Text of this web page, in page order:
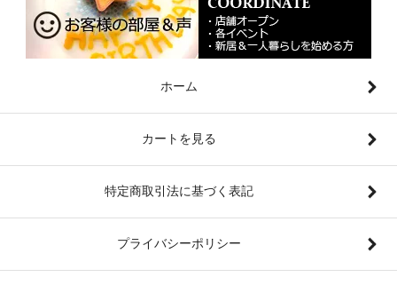
ホーム
カートを見る
特定商取引法に基づく表記
プライバシーポリシー